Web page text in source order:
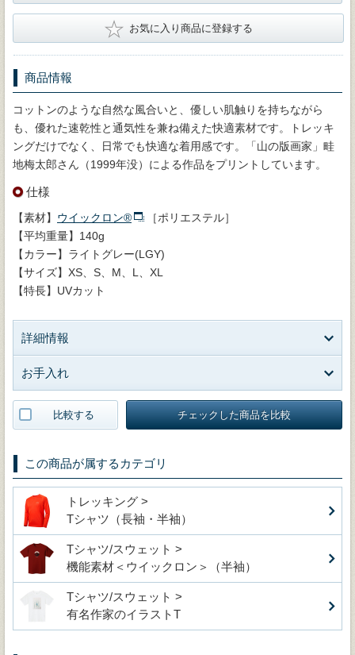
★ お気に入り商品に登録する
商品情報
コットンのような自然な風合いと、優しい肌触りを持ちながら
も、優れた速乾性と通気性を兼ね備えた快適素材です。トレッキ
ングだけでなく、日常でも快適な着用感です。「山の版画家」畦
地梅太郎さん（1999年没）による作品をプリントしています。
仕様
【素材】 ウイックロン®
［ポリエステル］
【平均重量】140g
【カラー】ライトグレー(LGY)
【サイズ】XS、S、M、L、XL
【特長】UVカット
詳細情報
お手入れ
比較する チェックした商品を比較
この商品が属するカテゴリ
トレッキング >
Tシャツ（長袖・半袖）
Tシャツ/スウェット >
機能素材＜ウイックロン＞（半袖）
Tシャツ/スウェット >
有名作家のイラストT